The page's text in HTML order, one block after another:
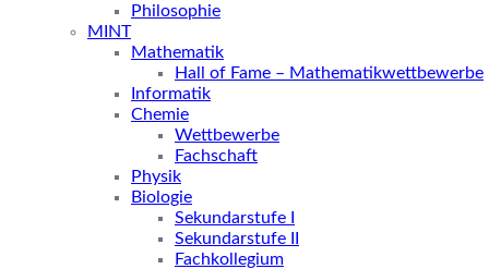
Philosophie
MINT
Mathematik
Hall of Fame – Mathematikwettbewerbe
Informatik
Chemie
Wettbewerbe
Fachschaft
Physik
Biologie
Sekundarstufe I
Sekundarstufe II
Fachkollegium